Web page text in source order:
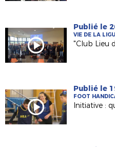
Publié le
VIE DE LA
Publié le
FOOT